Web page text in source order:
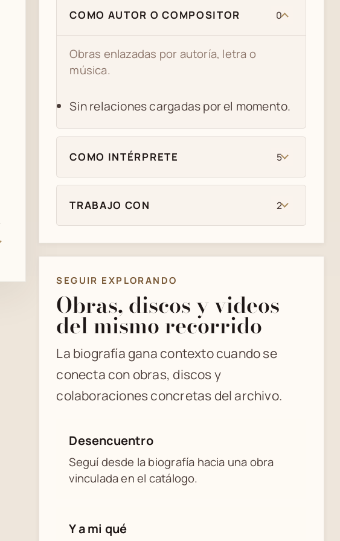
COMO AUTOR O COMPOSITOR 0
Obras enlazadas por autoría, letra o
música.
Sin relaciones cargadas por el momento.
COMO INTÉRPRETE 5
TRABAJO CON 2
SEGUIR EXPLORANDO
Obras, discos y videos
del mismo recorrido
La biografía gana contexto cuando se
conecta con obras, discos y
colaboraciones concretas del archivo.
Desencuentro
Seguí desde la biografía hacia una obra
vinculada en el catálogo.
Y a mi qué